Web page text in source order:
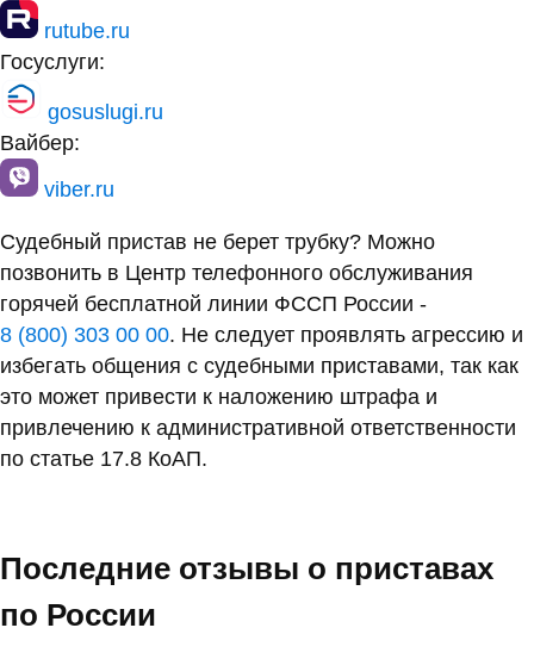
rutube.ru
Госуслуги:
gosuslugi.ru
Вайбер:
viber.ru
Судебный пристав не берет трубку? Можно
позвонить в Центр телефонного обслуживания
горячей бесплатной линии ФССП России -
8 (800) 303 00 00. Не следует проявлять агрессию и
избегать общения с судебными приставами, так как
это может привести к наложению штрафа и
привлечению к административной ответственности
по статье 17.8 КоАП.
Последние отзывы о приставах
по России